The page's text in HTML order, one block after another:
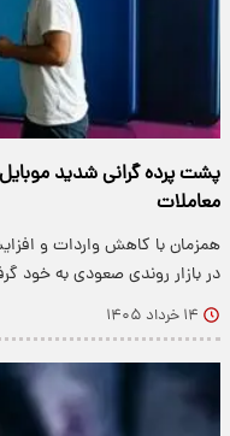
پشت پرده گرانی شدید موبایل
معاملات
همزمان با کاهش واردات و
در بازار روندی صعودی به خود
۱۴ خرداد ۱۴۰۵